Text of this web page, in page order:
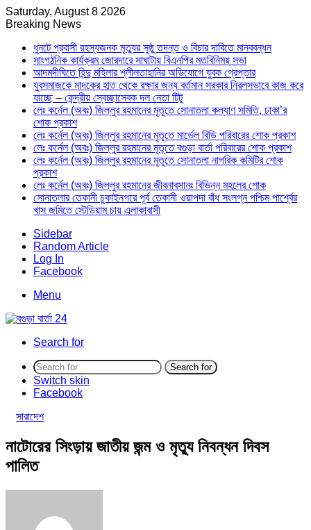
Saturday, August 8 2026
Breaking News
ধুনটে প্রবাসী রহস্যজনক মৃত্যুর সুষ্ঠু তদন্ত ও বিচার দাবিতে মানববন্ধন
সাংগঠনিক কার্যক্রম জোরদারে সাঘাটায় বিএনপির মতবিনিময় সভা
আদমদীঘিতে হিন্দু মহিলার শ্লীলতাহানির অভিযোগে যুবক গ্রেপ্তার
যুবসমাজকে মাদকের হাত থেকে রক্ষার জন্য বর্তমান সরকার নিরলসভাবে কাজ করে
যাচ্ছে – কেন্দ্রীয় স্বেচ্ছাসেবক দল নেতা টিটু
লেঃ কর্নেল (অবঃ) জিল্লুর রহমানের মৃতূতে সোনাতলা কল্যাণ সমিতি, ঢাকা’র
শোক প্রকাশ
লেঃ কর্নেল (অবঃ) জিল্লুর রহমানের মৃতূতে মার্ভেল বিডি পরিবারের শোক প্রকাশ
লেঃ কর্নেল (অবঃ) জিল্লুর রহমানের মৃতূতে বগুড়া বার্তা পরিবারের শোক প্রকাশ
লেঃ কর্নেল (অবঃ) জিল্লুর রহমানের মৃতূতে সোনাতলা নাগরিক কমিটির শোক
প্রকাশ
লেঃ কর্নেল (অবঃ) জিল্লুর রহমানের জীবনাবসানঃ বিভিন্ন মহলের শোক
সোনাতলার তেকানী চুকাইনগরে পূর্ব তেকানী ওয়াপদা বাঁধ সংলগ্ন পশ্চিম পার্শ্বের
খাস জমিতে স্টেডিয়াম চায় এলাকাবাসী
Sidebar
Random Article
Log In
Facebook
Menu
Search for
Search for
Switch skin
Facebook
সারাদেশ
নাটোরের সিংড়ায় জাতীয় জন্ম ও মৃত্যু নিবন্ধন দিবস
পালিত